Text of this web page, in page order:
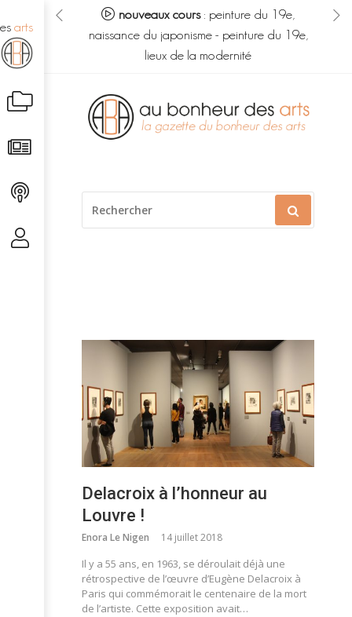
des arts :
savoir
nouveaux cours: peinture du 19e,
naissance du japonisme- peinture du 19e,
lieux de la modernité
arts
au
contenu
POUR
:
Delacroix à l’honneur au
Louvre !
Enora Le Nigen 14 juillet 2018
Il y a 55 ans, en 1963, se déroulait déjà une
rétrospective de l’œuvre d’Eugène Delacroix à
Paris qui commémorait le centenaire de la mort
de l’artiste. Cette exposition avait…